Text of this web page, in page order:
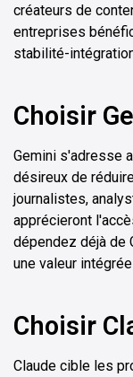
créateurs de
entreprises
stabilité-
Choisir
Gemini s'adresse
désireux de
journalistes,
apprécieront
dépendez déjà de
une valeur
Choisir
Claude cible les